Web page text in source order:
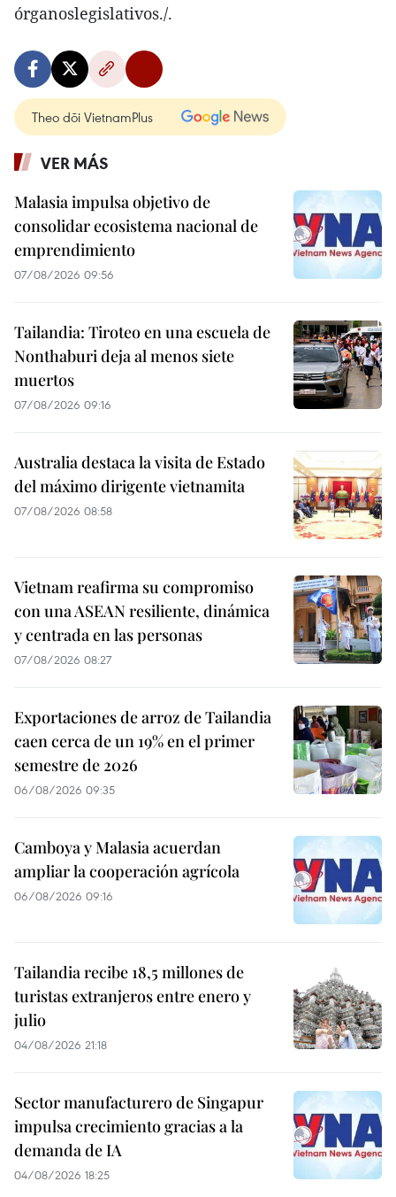
órganoslegislativos./.
Theo dõi VietnamPlus
VER MÁS
Malasia impulsa objetivo de
consolidar ecosistema nacional de
emprendimiento
07/08/2026 09:56
Tailandia: Tiroteo en una escuela de
Nonthaburi deja al menos siete
muertos
07/08/2026 09:16
Australia destaca la visita de Estado
del máximo dirigente vietnamita
07/08/2026 08:58
Vietnam reafirma su compromiso
con una ASEAN resiliente, dinámica
y centrada en las personas
07/08/2026 08:27
Exportaciones de arroz de Tailandia
caen cerca de un 19% en el primer
semestre de 2026
06/08/2026 09:35
Camboya y Malasia acuerdan
ampliar la cooperación agrícola
06/08/2026 09:16
Tailandia recibe 18,5 millones de
turistas extranjeros entre enero y
julio
04/08/2026 21:18
Sector manufacturero de Singapur
impulsa crecimiento gracias a la
demanda de IA
04/08/2026 18:25